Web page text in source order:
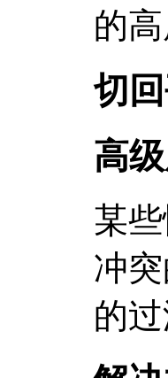
的高
切
高
某
冲
的过